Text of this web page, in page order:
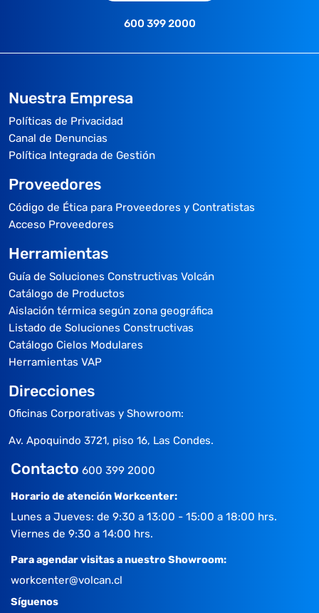
600 399 2000
Nuestra Empresa
Políticas de Privacidad
Canal de Denuncias
Política Integrada de Gestión
Proveedores
Código de Ética para Proveedores y Contratistas
Acceso Proveedores
Herramientas
Guía de Soluciones Constructivas Volcán
Catálogo de Productos
Aislación térmica según zona geográfica
Listado de Soluciones Constructivas
Catálogo Cielos Modulares
Herramientas VAP
Direcciones
Oficinas Corporativas y Showroom:
Av. Apoquindo 3721, piso 16, Las Condes.
Contacto 600 399 2000
Horario de atención Workcenter:
Lunes a Jueves: de 9:30 a 13:00 - 15:00 a 18:00 hrs.
Viernes de 9:30 a 14:00 hrs.
Para agendar visitas a nuestro Showroom:
workcenter@volcan.cl
Síguenos